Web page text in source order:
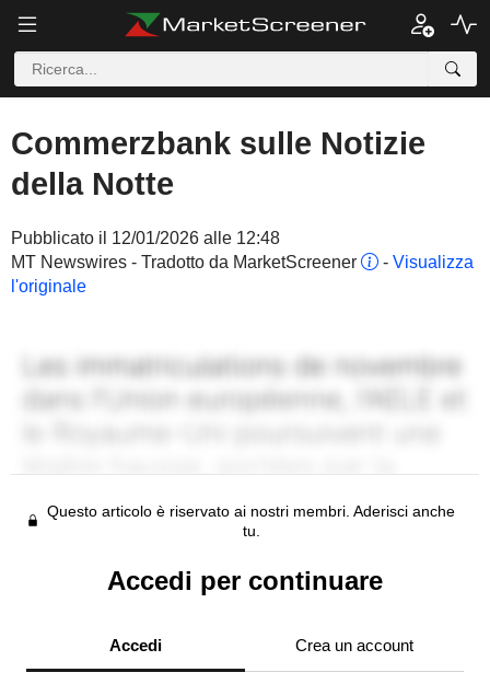
Commerzbank sulle Notizie
della Notte
Pubblicato il 12/01/2026 alle 12:48
MT Newswires - Tradotto da MarketScreener
- Visualizza
l'originale
Questo articolo è riservato ai nostri membri. Aderisci anche
tu.
Accedi per continuare
Accedi Crea un account